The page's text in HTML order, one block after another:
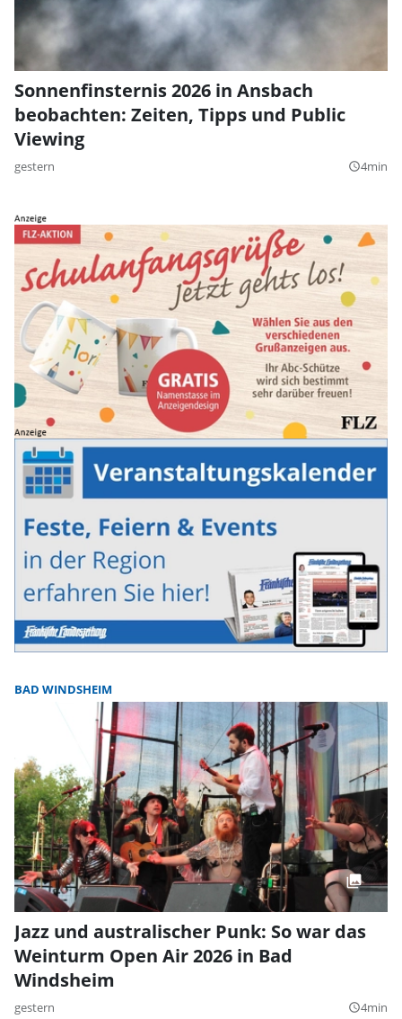
Sonnenfinsternis 2026 in Ansbach
beobachten: Zeiten, Tipps und Public
Viewing
gestern query_builder4min
BAD WINDSHEIM
Jazz und australischer Punk: So war das
Weinturm Open Air 2026 in Bad
Windsheim
gestern query_builder4min